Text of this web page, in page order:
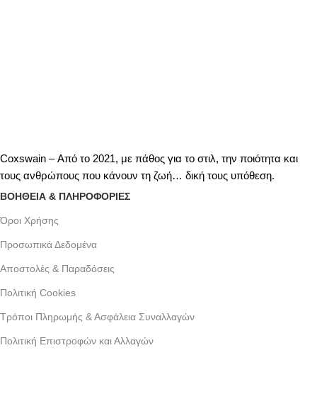
Coxswain – Από το 2021, με πάθος για το στιλ, την ποιότητα και
τους ανθρώπους που κάνουν τη ζωή… δική τους υπόθεση.
ΒΟΗΘΕΙΑ & ΠΛΗΡΟΦΟΡΙΕΣ
Όροι Xρήσης
Προσωπικά Δεδομένα
Αποστολές & Παραδόσεις
Πολιτική Cookies
Τρόποι Πληρωμής & Ασφάλεια Συναλλαγών
Πολιτική Επιστροφών και Αλλαγών